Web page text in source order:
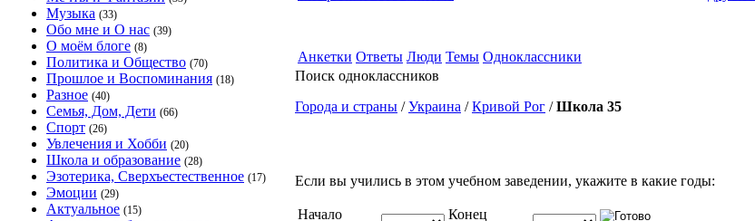
Музыка (33)
Обо мне и О нас (39)
О моём блоге (8)
Политика и Общество (70)
Прошлое и Воспоминания (18)
Разное (40)
Семья, Дом, Дети (66)
Спорт (26)
Увлечения и Хобби (20)
Школа и образование (28)
Эзотерика, Сверхъестественное (17)
Эмоции (29)
Актуальное (15)
Анкетки Ответы Люди Темы Одноклассники
Поиск одноклассников
Города и страны /Украина /Кривой Рог /Школа 35
Если вы учились в этом учебном заведении, укажите в какие годы:
Начало
Конец